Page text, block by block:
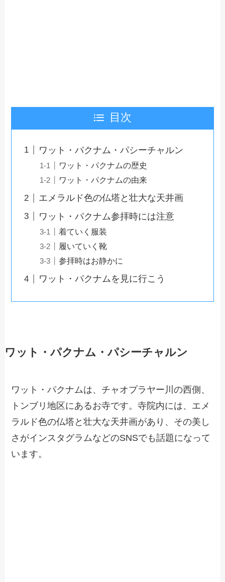
目次
ワット・パクナム・パシーチャルン
ワット・パクナムの歴史
ワット・パクナムの由来
エメラルド色の仏塔と壮大な天井画
ワット・パクナム参拝時には注意
着ていく服装
履いていく靴
参拝時はお静かに
ワット・パクナムを見に行こう
ワット・パクナム・パシーチャルン
ワット・パクナムは、チャオプラヤー川の西側、
トンブリ地区にあるお寺です。寺院内には、エメ
ラルド色の仏塔と壮大な天井画があり、その美し
さがインスタグラムなどのSNSでも話題になって
います。